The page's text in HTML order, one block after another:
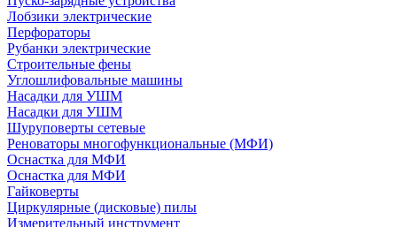
Лобзики электрические
Перфораторы
Рубанки электрические
Строительные фены
Углошлифовальные машины
Насадки для УШМ
Насадки для УШМ
Шуруповерты сетевые
Реноваторы многофункциональные (МФИ)
Оснастка для МФИ
Оснастка для МФИ
Гайковерты
Циркулярные (дисковые) пилы
Измерительный инструмент